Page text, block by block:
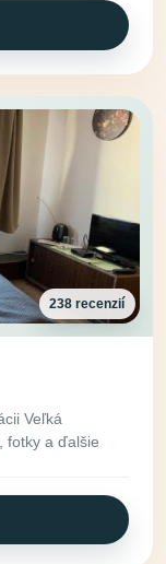
238 recenzií
Veľká
fotky a ďalšie